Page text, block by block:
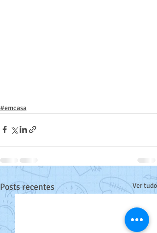
#emcasa
Posts recentes Ver tudo